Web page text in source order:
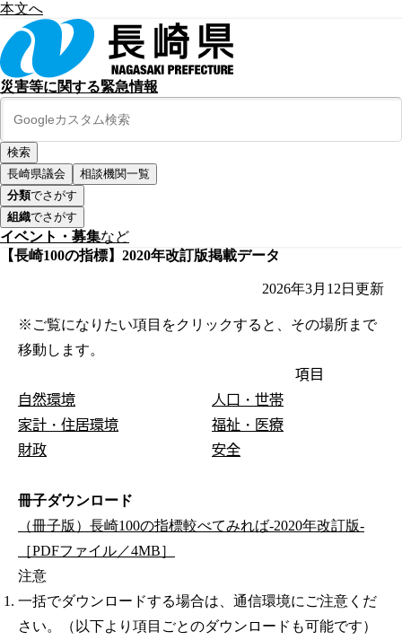
本文へ
災害等に関する緊急情報
長崎県議会
相談機関一覧
分類でさがす
組織でさがす
イベント・募集など
【長崎100の指標】2020年改訂版掲載データ
2026年3月12日 更新
※ご覧になりたい項目をクリックすると、その場所まで
移動します。
項目
自然環境
人口・世帯
家計・住居環境
福祉・医療
財政
安全
冊子ダウンロード
（冊子版）長崎100の指標較べてみれば-2020年改訂版-
［PDFファイル／4MB］
注意
一括でダウンロードする場合は、通信環境にご注意くだ
さい。（以下より項目ごとのダウンロードも可能です）